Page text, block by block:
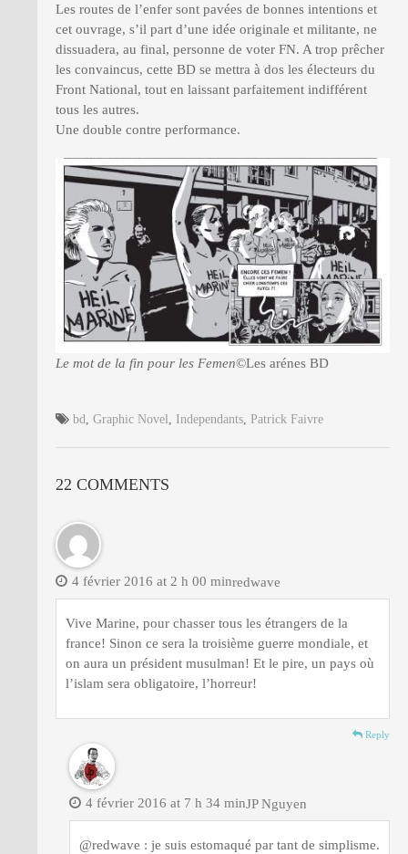
Les routes de l’enfer sont pavées de bonnes intentions et
cet ouvrage, s’il part d’une idée originale et militante, ne
dissuadera, au final, personne de voter FN. A trop prêcher
les convaincus, cette BD se mettra à dos les électeurs du
Front National, tout en laissant parfaitement indifférent
tous les autres.
Une double contre performance.
Le mot de la fin pour les Femen©Les arénes BD
bd, Graphic Novel , Independants, Patrick Faivre
22 COMMENTS
redwave
4 février 2016 at 2 h 00 min
Vive Marine, pour chasser tous les étrangers de la
france! Sinon ce sera la troisième guerre mondiale, et
on aura un président musulman! Et le pire, un pays où
l’islam sera obligatoire, l’horreur!
Reply
JP Nguyen
4 février 2016 at 7 h 34 min
@redwave : je suis estomaqué par tant de simplisme.